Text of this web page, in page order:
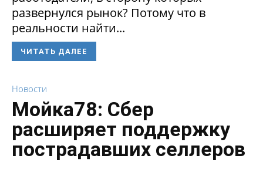
развернулся рынок? Потому что в
реальности найти...
ЧИТАТЬ ДАЛЕЕ
Новости
Мойка78: Сбер
расширяет поддержку
пострадавших селлеров